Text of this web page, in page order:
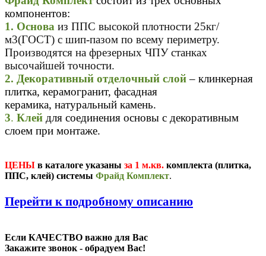
компонентов:
1. Основа из ППС высокой плотности 25кг/
м3(ГОСТ) с шип-пазом по всему периметру.
Производятся на фрезерных ЧПУ станках
высочайшей точности.
2. Декоративный отделочный слой – клинкерная
плитка, керамогранит, фасадная
керамика, натуральный камень.
3. Клей для соединения основы с декоративным
слоем при монтаже.
ЦЕНЫ в каталоге указаны за 1 м.кв. комплекта (плитка,
ППС, клей) системы Фрайд Комплект.
Перейти к подробному описанию
Если КАЧЕСТВО важно для Вас
Закажите звонок - обрадуем Вас!